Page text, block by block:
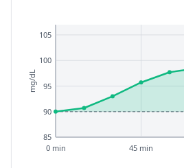
85
90
95
100
105
0 min 45 min
mg/dL